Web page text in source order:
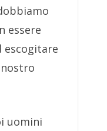
essere
escogitare
uomini